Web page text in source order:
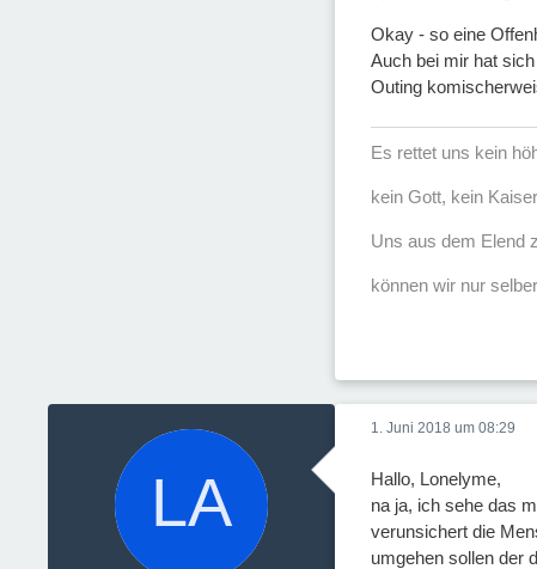
Okay - so eine
Auch bei mir hat
Outing
Es rettet uns kein
kein Gott, kein
Uns aus dem Elend
können wir nur
1. Juni 2018 um 08:29
Hallo, Lonelyme,
na ja, ich sehe das
verunsichert die
umgehen sollen der